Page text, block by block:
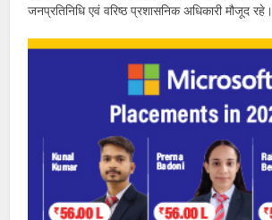
जनप्रतिनिधि एवं वरिष्ठ प्रशासनिक अधिकारी मौजूद रहे।